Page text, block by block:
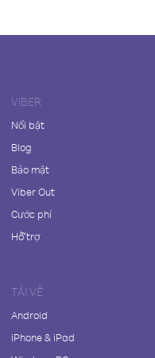
VIBER
Nổi bật
Blog
Bảo mật
Viber Out
Cước phí
Hỗ trợ
TẢI VỀ
Android
iPhone & iPad